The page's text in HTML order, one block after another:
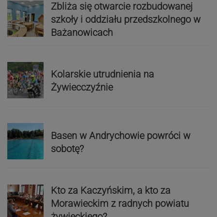
Zbliża się otwarcie rozbudowanej
szkoły i oddziału przedszkolnego w
Bażanowicach
Kolarskie utrudnienia na
Żywiecczyźnie
Basen w Andrychowie powróci w
sobotę?
Kto za Kaczyńskim, a kto za
Morawieckim z radnych powiatu